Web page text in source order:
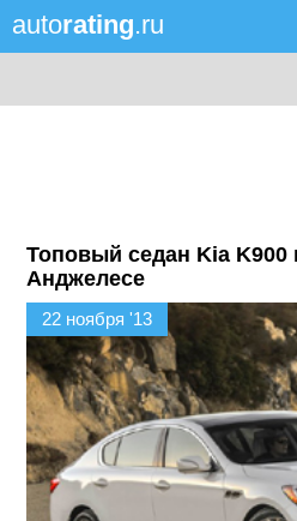
autorating.ru
Топовый седан Kia K900
Анджелесе
22 ноября '13